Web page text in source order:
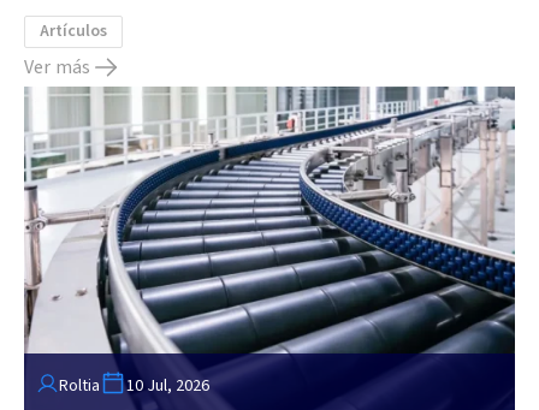
Artículos
Ver más
Roltia 10 Jul, 2026